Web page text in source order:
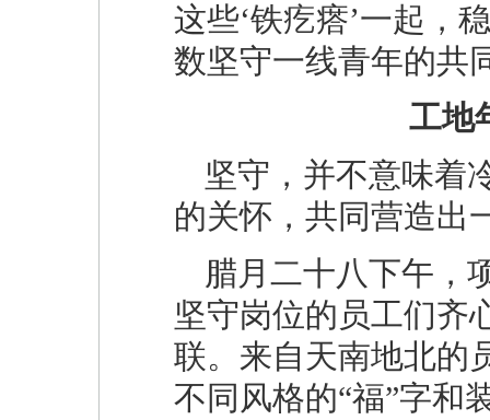
这些‘铁疙瘩’一起，
数坚守一线青年的共
工地
坚守，并不意味着
的关怀，共同营造出
腊月二十八下午，
坚守岗位的员工们齐
联。来自天南地北的
不同风格的“福”字和